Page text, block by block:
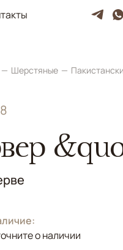
Шерстяные
о наличии